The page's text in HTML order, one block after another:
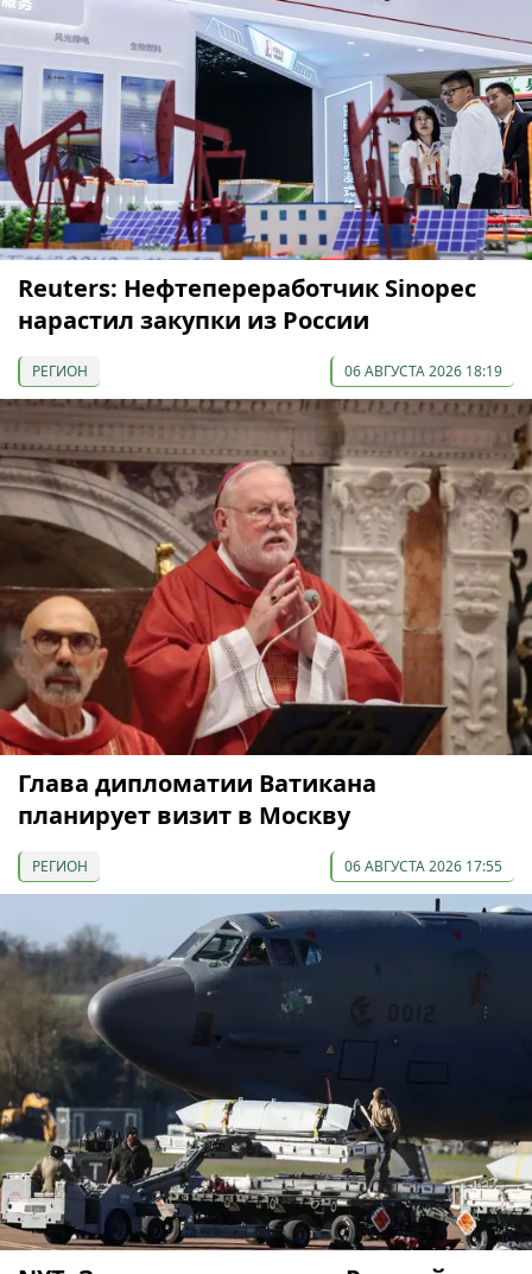
Reuters: Нефтепереработчик Sinopec
нарастил закупки из России
РЕГИОН 06 АВГУСТА 2026 18:19
Глава дипломатии Ватикана
планирует визит в Москву
РЕГИОН 06 АВГУСТА 2026 17:55